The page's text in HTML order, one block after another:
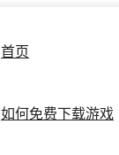
首页
如何免费下载游戏